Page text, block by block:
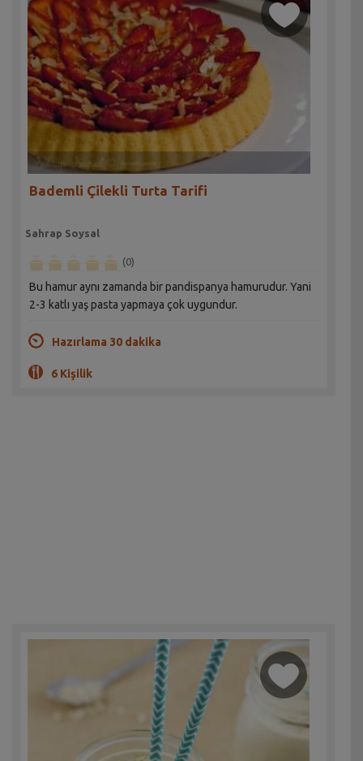
Bademli Çilekli Turta Tarifi
Sahrap Soysal
(0)
Bu hamur aynı zamanda bir pandispanya hamurudur. Yani
2-3 katlı yaş pasta yapmaya çok uygundur.
Hazırlama 30 dakika
6 Kişilik